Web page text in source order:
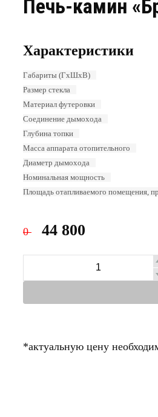
Печь-камин
Характеристики
Габариты (ГхШхВ)
Размер стекла
Материал футеровки
Соединение дымохода
Глубина топки
Масса аппарата отопительного
Диаметр дымохода
Номинальная мощность
Площадь отапливаемого помещения,
0 44 800
*актуальную цену